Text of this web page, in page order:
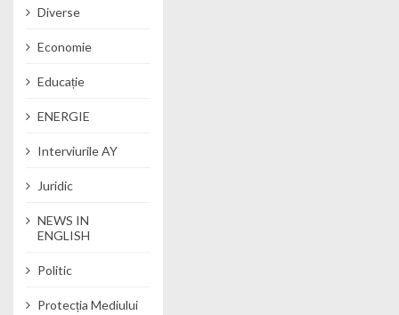
Diverse
Economie
Educație
ENERGIE
Interviurile AY
Juridic
NEWS IN
ENGLISH
Politic
Protecția Mediului